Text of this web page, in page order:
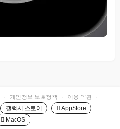
· 개인정보 보호정책 · 이용 약관
·
갤럭시 스토어
 AppStore
 MacOS